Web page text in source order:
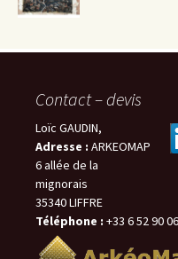
Contact – devis
Loïc GAUDIN,
Adresse : ARKEOMAP
6 allée de la
mignorais
35340 LIFFRE
Téléphone : +33 6 52 90